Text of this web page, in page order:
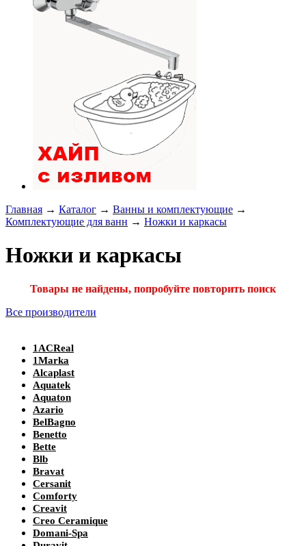
Главная → Каталог → Ванны и комплектующие →
Комплектующие для ванн → Ножки и каркасы
Ножки и каркасы
Товары не найдены, попробуйте повторить поиск
Все производители
1ACReal
1Marka
Alcaplast
Aquatek
Aquaton
Azario
BelBagno
Benetto
Bette
Blb
Bravat
Cersanit
Comforty
Creavit
Creo Ceramique
Domani-Spa